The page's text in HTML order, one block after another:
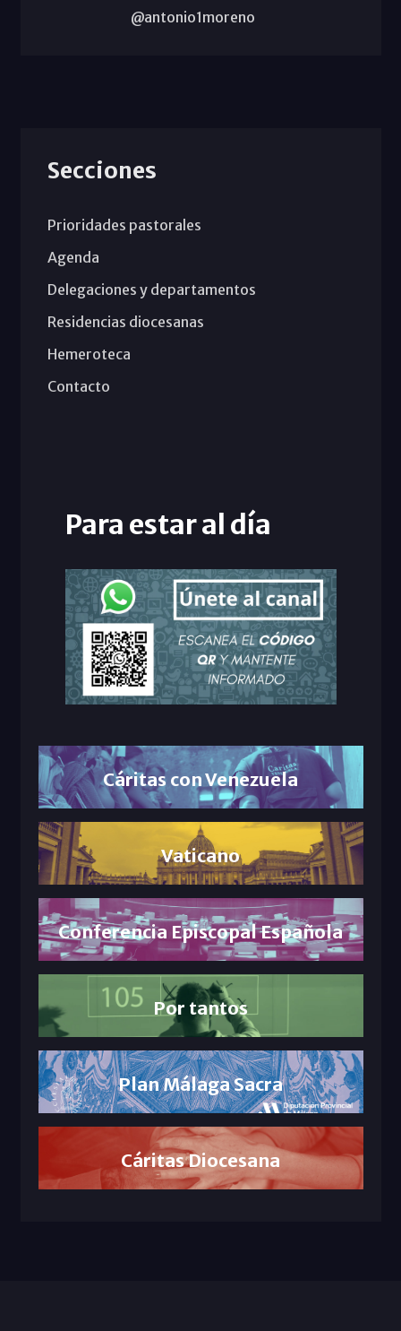
@antonio1moreno
Secciones
Prioridades pastorales
Agenda
Delegaciones y departamentos
Residencias diocesanas
Hemeroteca
Contacto
Para estar al día
Cáritas con Venezuela
Vaticano
Conferencia Episcopal Española
Por tantos
Plan Málaga Sacra
Cáritas Diocesana